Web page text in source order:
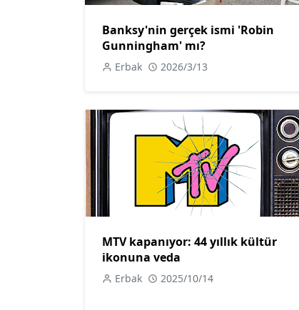
Banksy'nin gerçek ismi 'Robin
Gunningham' mı?
Erbak 2026/3/13
MTV kapanıyor: 44 yıllık kültür
ikonuna veda
Erbak 2025/10/14